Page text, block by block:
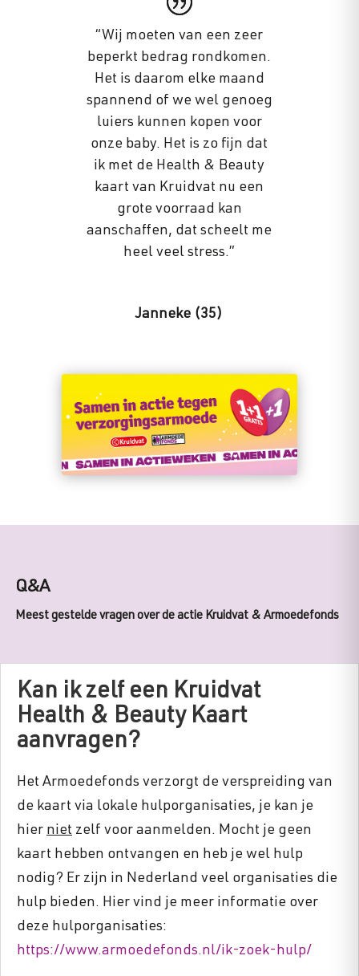
“Wij moeten van een zeer
beperkt bedrag rondkomen.
Het is daarom elke maand
spannend of we wel genoeg
luiers kunnen kopen voor
onze baby. Het is zo fijn dat
ik met de Health & Beauty
kaart van Kruidvat nu een
grote voorraad kan
aanschaffen, dat scheelt me
heel veel stress.”
Janneke (35)
Q&A
Meest gestelde vragen over de actie Kruidvat & Armoedefonds
Kan ik zelf een Kruidvat
Health & Beauty Kaart
aanvragen?
Het Armoedefonds verzorgt de verspreiding van
de kaart via lokale hulporganisaties, je kan je
hier niet zelf voor aanmelden. Mocht je geen
kaart hebben ontvangen en heb je wel hulp
nodig? Er zijn in Nederland veel organisaties die
hulp bieden. Hier vind je meer informatie over
deze hulporganisaties:
https://www.armoedefonds.nl/ik-zoek-hulp/